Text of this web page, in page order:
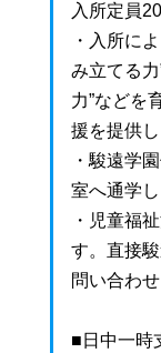
入所定員
・入所に
み立てる
力”などを
援を提供し
・駿遠学
室へ通学
・児童福
す。直接
問い合わせ
■日中一時